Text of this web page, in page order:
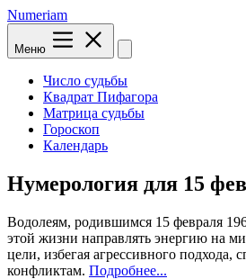
Numeriam
Меню
Число судьбы
Квадрат Пифагора
Матрица судьбы
Гороскоп
Календарь
Нумерология для 15
Водолеям, родившимся 15 февраля
этой жизни направлять энергию на
цели, избегая агрессивного подхода,
конфликтам. Подробнее...